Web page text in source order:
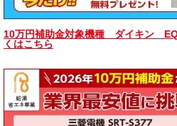
10万円補助金対象機種 ダイキン
くはこちら